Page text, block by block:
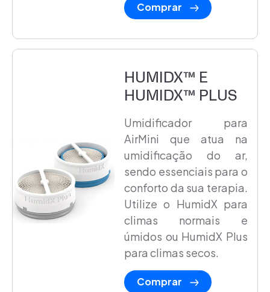
Comprar
HUMIDX™ E
HUMIDX™ PLUS
Umidificador para
AirMini que atua na
umidificação do ar,
sendo essenciais para o
conforto da sua terapia.
Utilize o HumidX para
climas normais e
úmidos ou HumidX Plus
para climas secos.
Comprar